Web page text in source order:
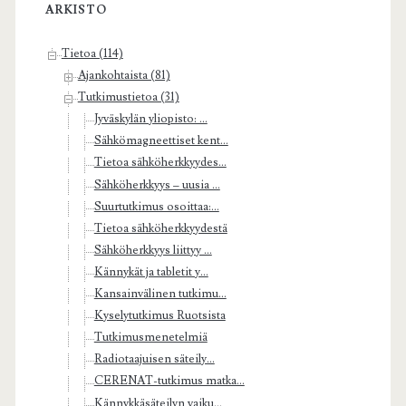
ARKISTO
Tietoa (114)
Ajankohtaista (81)
Tutkimustietoa (31)
Jyväskylän yliopisto: ...
Sähkömagneettiset kent...
Tietoa sähköherkkyydes...
Sähköherkkyys – uusia ...
Suurtutkimus osoittaa:...
Tietoa sähköherkkyydestä
Sähköherkkyys liittyy ...
Kännykät ja tabletit y...
Kansainvälinen tutkimu...
Kyselytutkimus Ruotsista
Tutkimusmenetelmiä
Radiotaajuisen säteily...
CERENAT-tutkimus matka...
Kännykkäsäteilyn vaiku...